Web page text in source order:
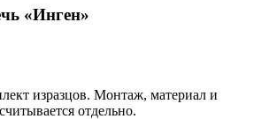
«Инген»
изразцов. Монтаж, материал и
отдельно.